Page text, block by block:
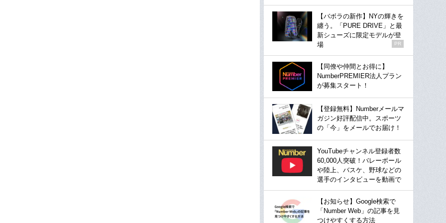
【バボラの新作】NYの輝きを
纏う。「PURE DRIVE」と最
新シューズに限定モデルが登
場
PR
【同僚や仲間とお得に】
NumberPREMIER法人プラン
が募集スタート！
【登録無料】Numberメールマ
ガジン好評配信中。スポーツ
の「今」をメールでお届け！
YouTubeチャンネル登録者数
60,000人突破！バレーボール
や陸上、バスケ、野球などの
選手のインタビューを動画で
【お知らせ】Google検索で
「Number Web」の記事を見
つけやすくする方法